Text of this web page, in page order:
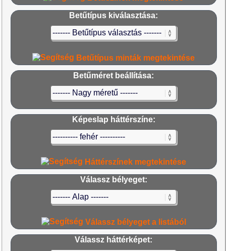
Betűtípus kiválasztása:
Betűtípus minták megtekintése
Betűméret beállítása:
Képeslap háttérszíne:
Háttérszínek megtekintése
Válassz bélyeget:
Válassz bélyeget a listából
Válassz háttérképet: